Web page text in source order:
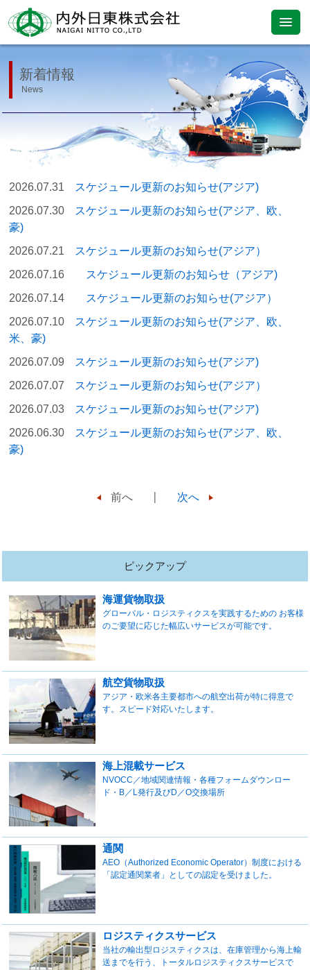
新着情報
News
2026.07.31
スケジュール更新のお知らせ(アジア)
2026.07.30
スケジュール更新のお知らせ(アジア、欧、
豪)
2026.07.21
スケジュール更新のお知らせ(アジア）
2026.07.16
スケジュール更新のお知らせ（アジア)
2026.07.14
スケジュール更新のお知らせ(アジア）
2026.07.10
スケジュール更新のお知らせ(アジア、欧、
米、豪)
2026.07.09
スケジュール更新のお知らせ(アジア)
2026.07.07
スケジュール更新のお知らせ(アジア）
2026.07.03
スケジュール更新のお知らせ(アジア)
2026.06.30
スケジュール更新のお知らせ(アジア、欧、
豪)
前へ 次へ
ピックアップ
海運貨物取扱
グローバル・ロジスティクスを実践するための お客様
のご要望に応じた幅広いサービスが可能です。
航空貨物取扱
アジア・欧米各主要都市への航空出荷が特に得意で
す。スピード対応いたします。
海上混載サービス
NVOCC／地域関連情報・各種フォームダウンロー
ド・B／L発行及びD／O交換場所
通関
AEO（Authorized Economic Operator）制度における
「認定通関業者」としての認定を受けました。
ロジスティクスサービス
当社の輸出型ロジスティクスは、在庫管理から海上輸
送までを行う、トータルロジスティクスサービスで